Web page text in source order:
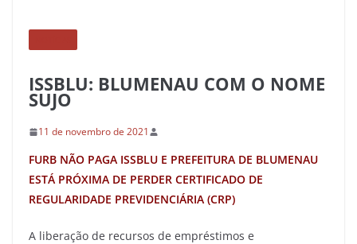
ISSBLU: BLUMENAU COM O NOME
SUJO
11 de novembro de 2021
FURB NÃO PAGA ISSBLU E PREFEITURA DE BLUMENAU
ESTÁ PRÓXIMA DE PERDER CERTIFICADO DE
REGULARIDADE PREVIDENCIÁRIA (CRP)
A liberação de recursos de empréstimos e